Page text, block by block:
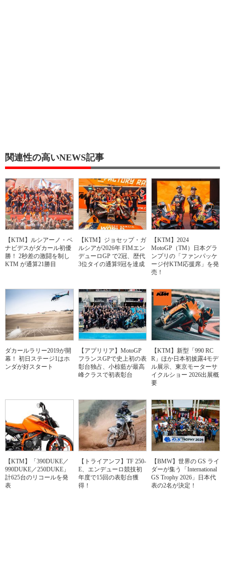
関連性の高いNEWS記事
【KTM】ルシアーノ・ベ
ナビデスがダカール初優
勝！ 2秒差の激闘を制し
KTM が通算21勝目
【KTM】ジョセップ・ガ
ルシアが2026年 FIMエン
デューロGP で2冠、歴代
3位タイの通算9冠を達成
【KTM】2024
MotoGP（TM）日本グラ
ンプリの「ファンパッケ
ージ付KTM応援席」を発
売！
ダカールラリー2019が開
幕！ 初日ステージ1はホ
ンダが好スタート
【アプリリア】MotoGP
フランスGPで史上初の表
彰台独占、小椋藍が最高
峰クラスで初表彰台
【KTM】新型「990 RC
R」ほか日本初披露4モデ
ル展示、東京モーターサ
イクルショー 2026出展概
要
【KTM】「390DUKE／
990DUKE／250DUKE」
計625台のリコールを発
表
【トライアンフ】TF 250-
E、エンデューロ競技初
年度で15回の表彰台獲
得！
【BMW】世界の GS ライ
ダーが集う「International
GS Trophy 2026」日本代
表の2名が決定！